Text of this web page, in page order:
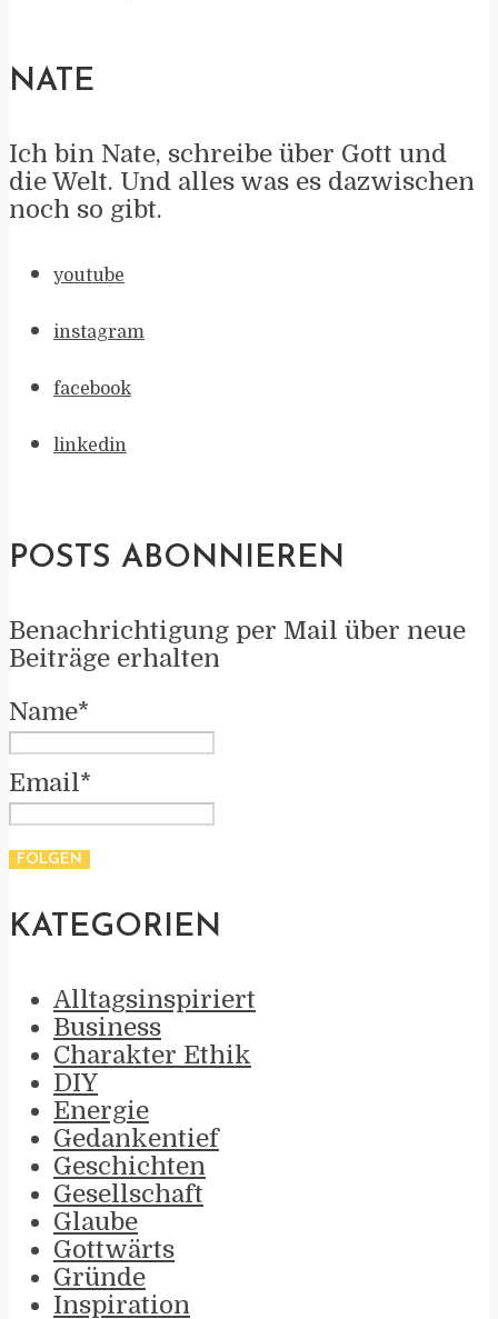
NATE
Ich bin Nate, schreibe über Gott und
die Welt. Und alles was es dazwischen
noch so gibt.
youtube
instagram
facebook
linkedin
POSTS ABONNIEREN
Benachrichtigung per Mail über neue
Beiträge erhalten
Name*
Email*
KATEGORIEN
Alltagsinspiriert
Business
Charakter Ethik
DIY
Energie
Gedankentief
Geschichten
Gesellschaft
Glaube
Gottwärts
Gründe
Inspiration